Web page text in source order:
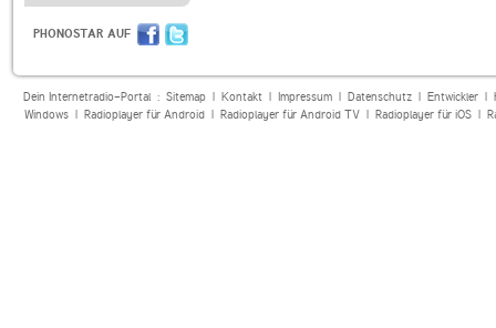
PHONOSTAR AUF
Dein Internetradio-Portal : Sitemap| Kontakt| Impressum| Datenschutz| Entwickler|
Windows| Radioplayer für Android| Radioplayer für Android TV| Radioplayer für iOS|